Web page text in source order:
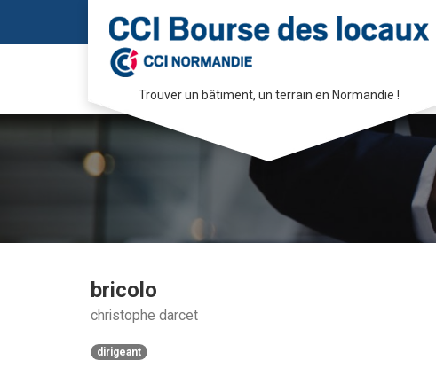
Trouver un bâtiment, un terrain en Normandie !
bricolo
christophe darcet
dirigeant